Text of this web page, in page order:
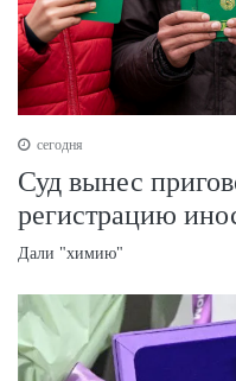
сегодня
Суд вынес
регистрацию
Дали "химию"